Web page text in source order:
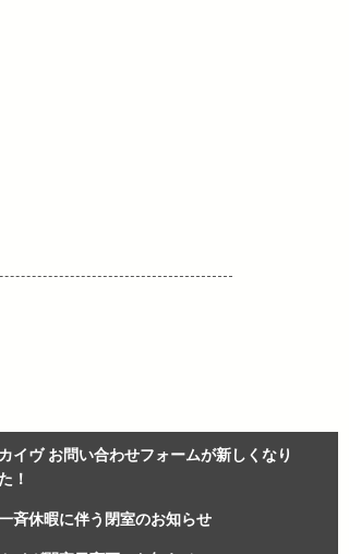
イヴ お問い合わせフォームが新しくなり
！
斉休暇に伴う閉室のお知らせ